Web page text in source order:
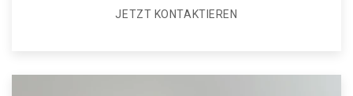
JETZT KONTAKTIEREN